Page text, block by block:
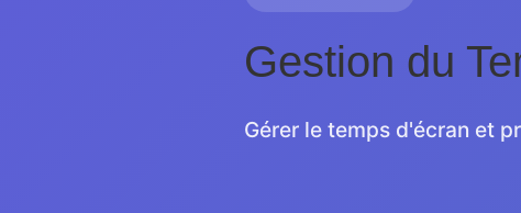
Gestion du
Gérer le temps d'écran et